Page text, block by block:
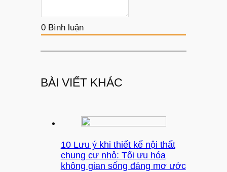
0Bình luận
BÀI VIẾT KHÁC
10 Lưu ý khi thiết kế nội thất
chung cư nhỏ: Tối ưu hóa
không gian sống đáng mơ ước